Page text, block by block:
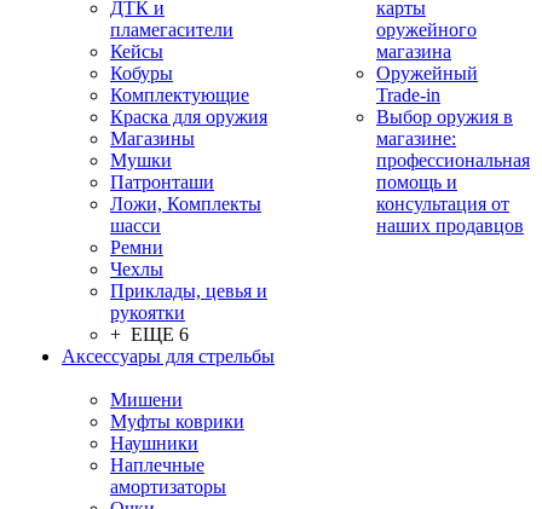
ДТК и
пламегасители
Кейсы
Кобуры
Комплектующие
Краска для оружия
Магазины
Мушки
Патронташи
Ложи, Комплекты
шасси
Ремни
Чехлы
Приклады, цевья и
рукоятки
+ ЕЩЕ 6
Аксессуары для стрельбы
Мишени
Муфты коврики
Наушники
Наплечные
амортизаторы
карты
оружейного
магазина
Оружейный
Trade-in
Выбор оружия в
магазине:
профессиональная
помощь и
консультация от
наших продавцов